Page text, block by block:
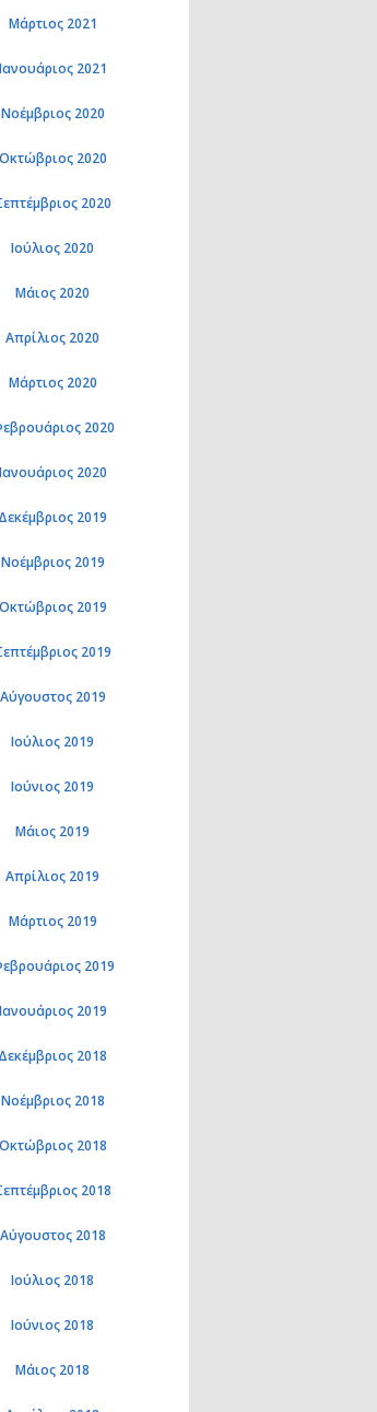
Μάρτιος 2021
Ιανουάριος 2021
Νοέμβριος 2020
Οκτώβριος 2020
2020
Ιούλιος 2020
Μάιος 2020
Απρίλιος 2020
Μάρτιος 2020
2020
Ιανουάριος 2020
Δεκέμβριος 2019
Νοέμβριος 2019
Οκτώβριος 2019
2019
Αύγουστος 2019
Ιούλιος 2019
Ιούνιος 2019
Μάιος 2019
Απρίλιος 2019
Μάρτιος 2019
2019
Ιανουάριος 2019
Δεκέμβριος 2018
Νοέμβριος 2018
Οκτώβριος 2018
2018
Αύγουστος 2018
Ιούλιος 2018
Ιούνιος 2018
Μάιος 2018